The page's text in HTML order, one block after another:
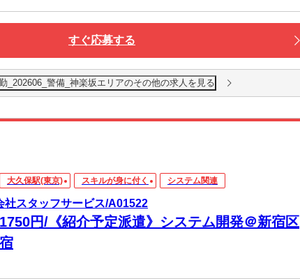
すぐ応募する
_202606_警備_神楽坂エリアのその他の求人を見る
大久保駅(東京) スキルが身に付く システム関連
社スタッフサービス/A01522
円/《紹介予定派遣》システム開発＠新宿区